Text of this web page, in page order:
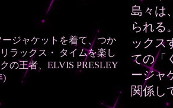
島々は
られる
ックス
ての「
ージャ
関係し
ージャケットを着て、つか
ラックス・
タイムを楽し
の王者、ELVIS PRESLEY
)